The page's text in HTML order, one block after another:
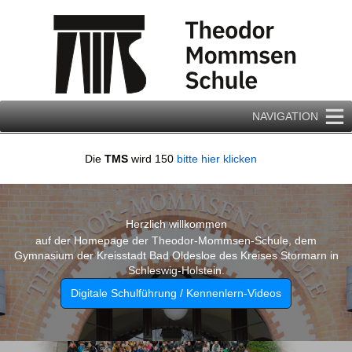
NAVIGATION
Die TMS wird 150 bitte hier klicken
Herzlich willkommen
auf der Homepage der Theodor-Mommsen-Schule, dem
Gymnasium der Kreisstadt Bad Oldesloe des Kreises Stormarn in
Schleswig-Holstein.
Digitale Schulführung / Kennenlern-Videos